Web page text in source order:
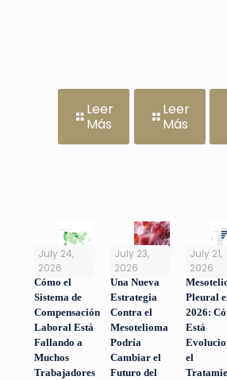
Leer
Más
Leer
Más
July 24,
2026
Cómo el
Sistema de
Compensación
Laboral Está
Fallando a
Muchos
Trabajadores
July 23,
2026
Una Nueva
Estrategia
Contra el
Mesotelioma
Podría
Cambiar el
Futuro del
July 21,
2026
Pleural
2026:
Está
el